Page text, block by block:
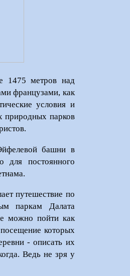
1475 метров над
французами, как
условия и
природных парков
башни в
для постоянного
путешествие по
паркам Далата
можно пойти как
которых
- описать их
Ведь не зря у